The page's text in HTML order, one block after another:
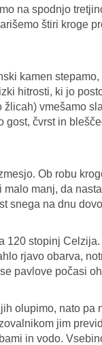
na spodnjo
štiri kroge
kamen
hitrosti, ki jo
vmešamo
čvrst in
Ob robu
manj, da
snega na dnu
120 stopinj
rjavo obarva,
pavlove počasi
olupimo, nato pa
jim
in vodo.